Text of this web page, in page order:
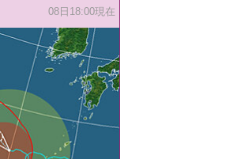
08日18:00現在